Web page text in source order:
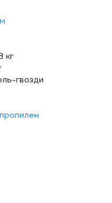
кг
гвозди